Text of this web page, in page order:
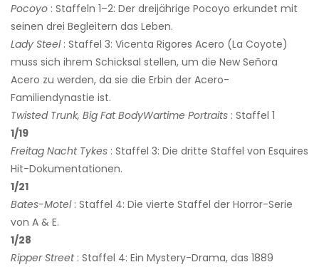
Pocoyo : Staffeln 1–2: Der dreijährige Pocoyo erkundet mit
seinen drei Begleitern das Leben.
Lady Steel: Staffel 3: Vicenta Rigores Acero (La Coyote)
muss sich ihrem Schicksal stellen, um die New Señora
Acero zu werden, da sie die Erbin der Acero-
Familiendynastie ist.
Twisted Trunk, Big Fat BodyWartime Portraits : Staffel 1
1/19
Freitag Nacht Tykes : Staffel 3: Die dritte Staffel von Esquires
Hit-Dokumentationen.
1/21
Bates-Motel: Staffel 4: Die vierte Staffel der Horror-Serie
von A & E.
1/28
Ripper Street: Staffel 4: Ein Mystery-Drama, das 1889